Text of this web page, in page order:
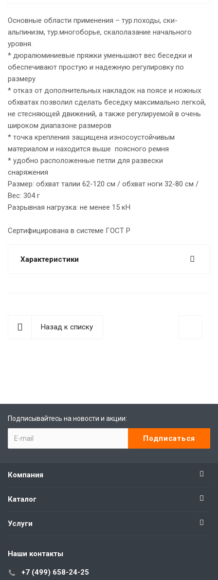
Основные области применения – тур.походы, ски-
альпинизм, тур.многоборье, скалолазание начального
уровня.
* дюралюминиевые пряжки уменьшают вес беседки и
обеспечивают простую и надежную регулировку по
размеру
* отказ от дополнительных накладок на поясе и ножных
обхватах позволил сделать беседку максимально легкой,
не стесняющей движений, а также регулируемой в очень
широком диапазоне размеров
* точка крепления защищена износоустойчивым
материалом и находится выше поясного ремня
* удобно расположенные петли для развески
снаряжения
Размер: обхват талии 62-120 см / обхват ноги 32-80 см /
Вес: 304 г
Разрывная нагрузка: не менее 15 кН
Сертифицирована в системе ГОСТ Р
Характеристики
Назад к списку
Подписывайтесь на новости и акции:
Компания
Каталог
Услуги
Наши контакты
+7 (499) 658-24-25